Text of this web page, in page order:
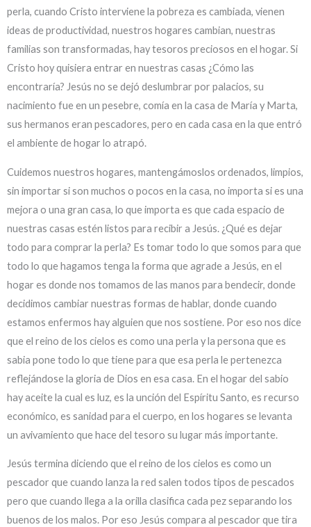
perla, cuando Cristo interviene la pobreza es cambiada, vienen
ideas de productividad, nuestros hogares cambian, nuestras
familias son transformadas, hay tesoros preciosos en el hogar. Si
Cristo hoy quisiera entrar en nuestras casas ¿Cómo las
encontraría? Jesús no se dejó deslumbrar por palacios, su
nacimiento fue en un pesebre, comía en la casa de María y Marta,
sus hermanos eran pescadores, pero en cada casa en la que entró
el ambiente de hogar lo atrapó.
Cuidemos nuestros hogares, mantengámoslos ordenados, limpios,
sin importar si son muchos o pocos en la casa, no importa si es una
mejora o una gran casa, lo que importa es que cada espacio de
nuestras casas estén listos para recibir a Jesús. ¿Qué es dejar
todo para comprar la perla? Es tomar todo lo que somos para que
todo lo que hagamos tenga la forma que agrade a Jesús, en el
hogar es donde nos tomamos de las manos para bendecir, donde
decidimos cambiar nuestras formas de hablar, donde cuando
estamos enfermos hay alguien que nos sostiene. Por eso nos dice
que el reino de los cielos es como una perla y la persona que es
sabia pone todo lo que tiene para que esa perla le pertenezca
reflejándose la gloria de Dios en esa casa. En el hogar del sabio
hay aceite la cual es luz, es la unción del Espíritu Santo, es recurso
económico, es sanidad para el cuerpo, en los hogares se levanta
un avivamiento que hace del tesoro su lugar más importante.
Jesús termina diciendo que el reino de los cielos es como un
pescador que cuando lanza la red salen todos tipos de pescados
pero que cuando llega a la orilla clasifica cada pez separando los
buenos de los malos. Por eso Jesús compara al pescador que tira